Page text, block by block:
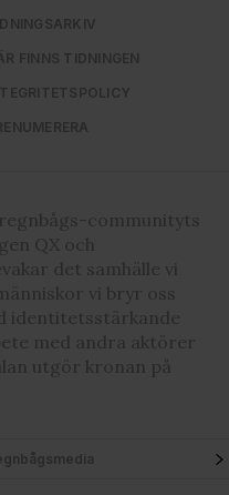
FINNS TIDNINGEN
regnbågs-communityts
QX och
det samhälle vi
vi bryr oss
identitetsstärkande
med andra aktörer
utgör kronan på